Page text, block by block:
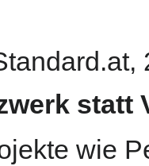
statt
wie